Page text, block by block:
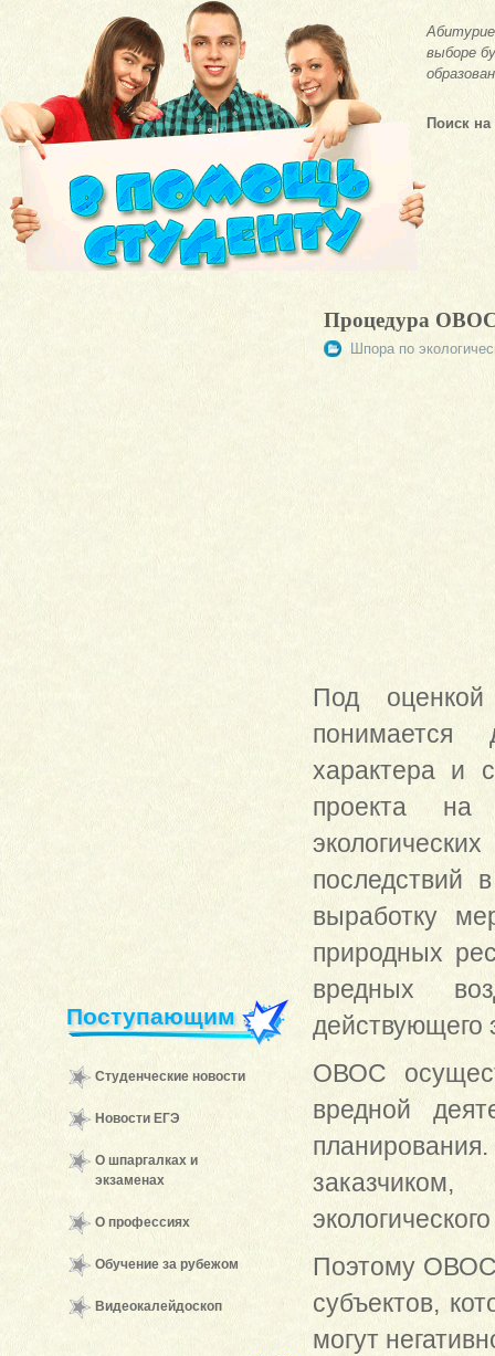
выборе
Поиск на
Поступающим
Студенческие новости
Новости ЕГЭ
О шпаргалках и
экзаменах
О профессиях
Обучение за рубежом
Видеокалейдоскоп
Процедура
Шпора по
Под
понимается
характера и
проекта на
последствий
выработку
природных
вредных
действующего
ОВОС
вредной
Поэтому ОВОС
субъектов,
могут